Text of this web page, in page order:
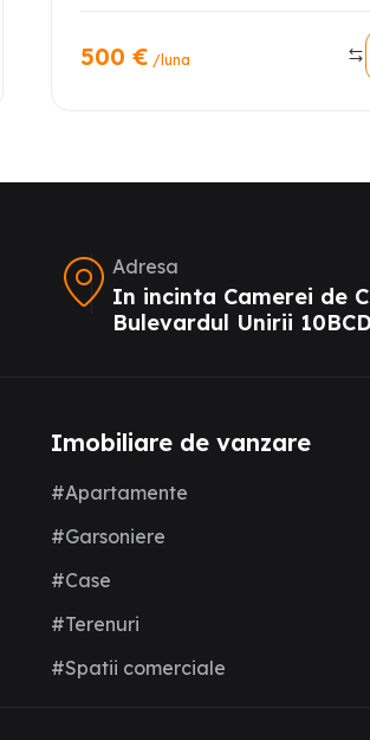
500 € /luna
Adresa
In incinta Camerei de
Bulevardul Unirii
Imobiliare de vanzare
#Apartamente
#Garsoniere
#Case
#Terenuri
#Spatii comerciale